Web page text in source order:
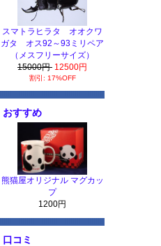
スマトラヒラタ オオクワ
ガタ オス92～93ミリペア
（メスフリーサイズ）
15000円 12500円
割引: 17%OFF
おすすめ
熊猫屋オリジナル マグカッ
プ
1200円
口コミ